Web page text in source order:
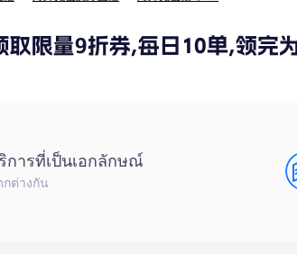
การที่เป็นเอกลักษณ์
ต่างกัน